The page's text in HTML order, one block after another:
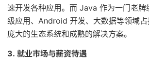
速开发各种应用。而 Java 作为一门老牌
级应用、Android 开发、大数据等领域
庞大的生态系统和成熟的解决方案。
3. 就业市场与薪资待遇